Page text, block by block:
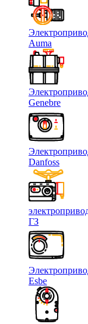
Auma
Genebre
Danfoss
ГЗ
Esbe